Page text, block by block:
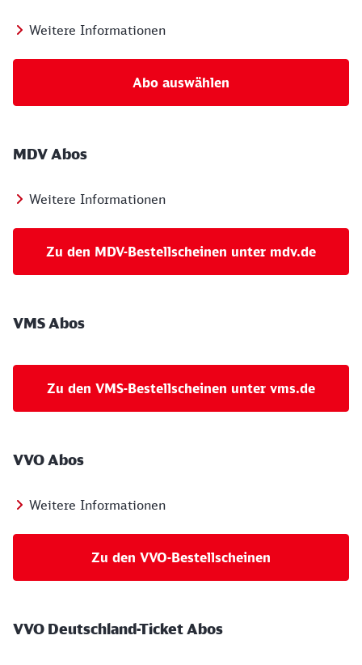
Weitere Informationen
Abo auswählen
MDV Abos
Weitere Informationen
Zu den MDV-Bestellscheinen unter mdv.de
VMS Abos
Zu den VMS-Bestellscheinen unter vms.de
VVO Abos
Weitere Informationen
Zu den VVO-Bestellscheinen
VVO Deutschland-Ticket Abos